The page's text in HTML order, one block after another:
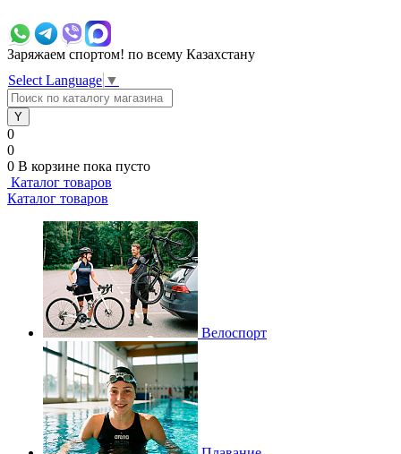
Заряжаем спортом! по всему Казахстану
Select Language ▼
0
0
0 В корзине пока пусто
Каталог товаров
Каталог товаров
Велоспорт